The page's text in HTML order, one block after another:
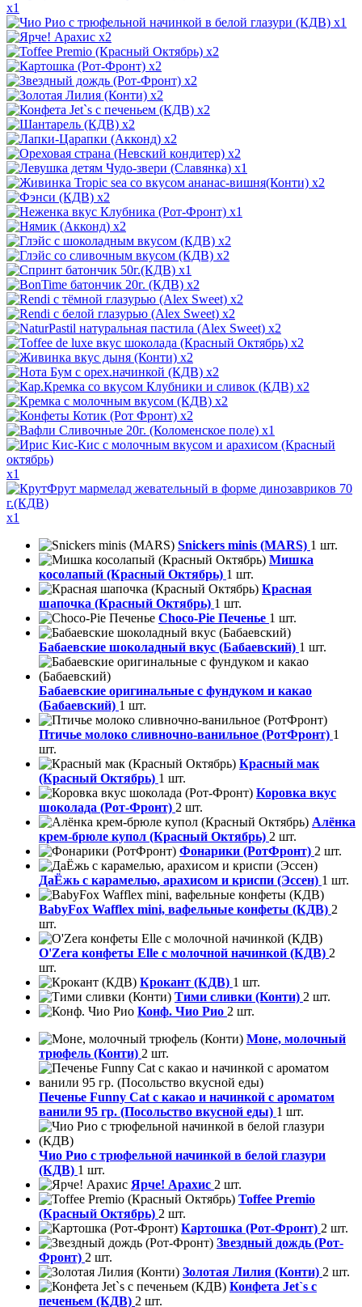
x1
x1
x2
x2
x2
x2
x2
x2
x2
x2
x2
x1
x2
x2
x1
x2
x2
x2
x1
x2
x2
x2
x2
x2
x2
x2
x2
x2
x2
x1
x1
x1
Snickers minis (MARS) 1 шт.
Мишка
косолапый (Красный Октябрь) 1 шт.
Красная
шапочка (Красный Октябрь) 1 шт.
Choco-Pie Печенье 1 шт.
Бабаевские шоколадный вкус (Бабаевский) 1 шт.
Бабаевские оригинальные с фундуком и какао
(Бабаевский) 1 шт.
Птичье молоко сливночно-ванильное (РотФронт) 1
шт.
Красный мак
(Красный Октябрь) 1 шт.
Коровка вкус
шоколада (Рот-Фронт) 2 шт.
Алёнка
крем-брюле купол (Красный Октябрь) 2 шт.
Фонарики (РотФронт) 2 шт.
ДаЁжь с карамелью, арахисом и криспи (Эссен) 1 шт.
BabyFox Wafflex mini, вафельные конфеты (КДВ) 2
шт.
O'Zera конфеты Elle с молочной начинкой (КДВ) 2
шт.
Крокант (КДВ) 1 шт.
Тими сливки (Конти) 2 шт.
Конф. Чио Рио 2 шт.
Моне, молочный
трюфель (Конти) 2 шт.
Печенье Funny Сat с какао и начинкой с ароматом
ванили 95 гр. (Посольство вкусной еды) 1 шт.
Чио Рио с трюфельной начинкой в белой глазури
(КДВ) 1 шт.
Ярче! Арахис 2 шт.
Toffee Premio
(Красный Октябрь) 2 шт.
Картошка (Рот-Фронт) 2 шт.
Звездный дождь (Рот-
Фронт) 2 шт.
Золотая Лилия (Конти) 2 шт.
Конфета Jet`s с
печеньем (КДВ) 2 шт.